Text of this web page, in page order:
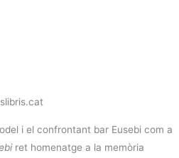
i el confrontant bar Eusebi com a
ret homenatge a la memòria